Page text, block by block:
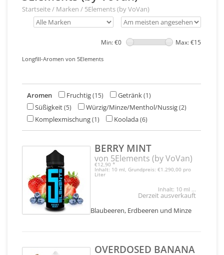
Startseite/ Marken / 5Elements (by VoVan)
Min: €0 Max: €15
Longfill-Aromen von 5Elements
Aromen Fruchtig(15) Getränk(1)
Süßigkeit(5) Würzig/Minze/Menthol/Nussig(2)
Komplexmischung(1) Koolada(6)
BERRY MINT
von 5Elements (by VoVan)
€12,90 *
Inhalt: 10 ml, Grundpreis: €1.290,00 pro
Liter
Inhalt: 10 ml ...
Derzeit ausverkauft
Blaubeeren, Erdbeeren und Minze
OVERDOSED BANANA